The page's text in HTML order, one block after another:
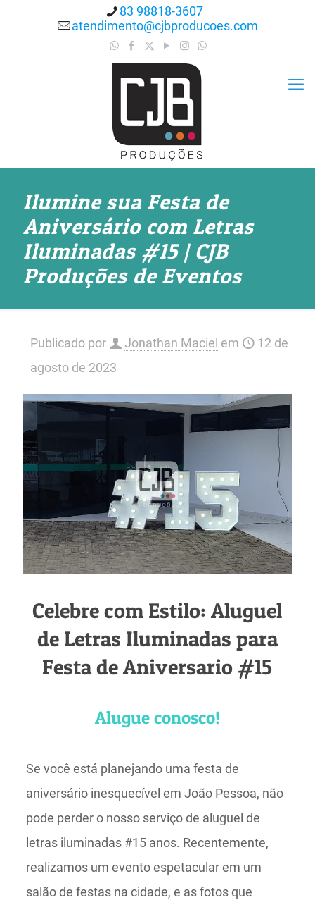
83 98818-3607
atendimento@cjbproducoes.com
Ilumine sua Festa de
Aniversário com Letras
Iluminadas #15 | CJB
Produções de Eventos
Publicado por Jonathan Maciel em
12 de
agosto de 2023
Celebre com Estilo: Aluguel
de Letras Iluminadas para
Festa de Aniversario #15
Alugue conosco!
Se você está planejando uma festa de
aniversário inesquecível em João Pessoa, não
pode perder o nosso serviço de aluguel de
letras iluminadas #15 anos. Recentemente,
realizamos um evento espetacular em um
salão de festas na cidade, e as fotos que